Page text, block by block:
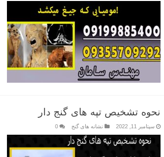
نحوه تشخیص تپه های گنج دار
سپتامبر 11, 2022 نشانه های گنج 0